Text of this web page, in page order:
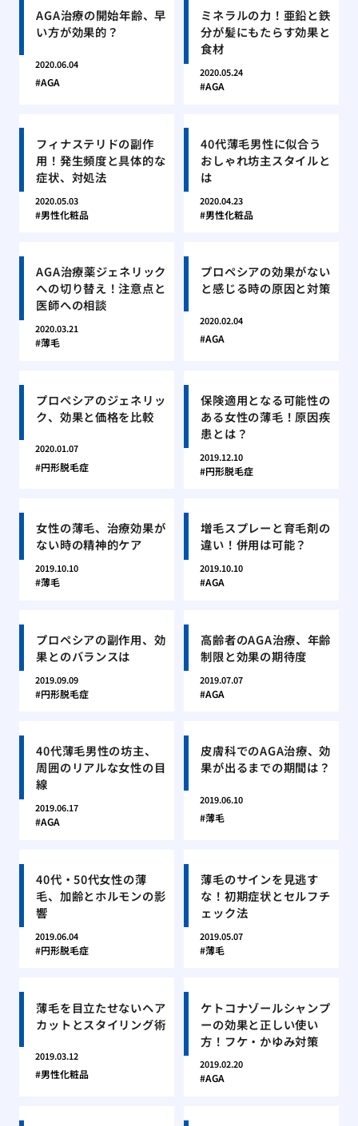
AGA治療の開始年齢、早
い方が効果的？
2020.06.04
AGA
ミネラルの力！亜鉛と鉄
分が髪にもたらす効果と
食材
2020.05.24
AGA
フィナステリドの副作
用！発生頻度と具体的な
症状、対処法
2020.05.03
男性化粧品
40代薄毛男性に似合う
おしゃれ坊主スタイルと
は
2020.04.23
男性化粧品
AGA治療薬ジェネリック
への切り替え！注意点と
医師への相談
2020.03.21
薄毛
プロペシアの効果がない
と感じる時の原因と対策
2020.02.04
AGA
プロペシアのジェネリッ
ク、効果と価格を比較
2020.01.07
円形脱毛症
保険適用となる可能性の
ある女性の薄毛！原因疾
患とは？
2019.12.10
円形脱毛症
女性の薄毛、治療効果が
ない時の精神的ケア
2019.10.10
薄毛
増毛スプレーと育毛剤の
違い！併用は可能？
2019.10.10
AGA
プロペシアの副作用、効
果とのバランスは
2019.09.09
円形脱毛症
高齢者のAGA治療、年齢
制限と効果の期待度
2019.07.07
AGA
40代薄毛男性の坊主、
周囲のリアルな女性の目
線
2019.06.17
AGA
皮膚科でのAGA治療、効
果が出るまでの期間は？
2019.06.10
薄毛
40代・50代女性の薄
毛、加齢とホルモンの影
響
2019.06.04
円形脱毛症
薄毛のサインを見逃す
な！初期症状とセルフチ
ェック法
2019.05.07
薄毛
薄毛を目立たせないヘア
カットとスタイリング術
2019.03.12
男性化粧品
ケトコナゾールシャンプ
ーの効果と正しい使い
方！フケ・かゆみ対策
2019.02.20
AGA